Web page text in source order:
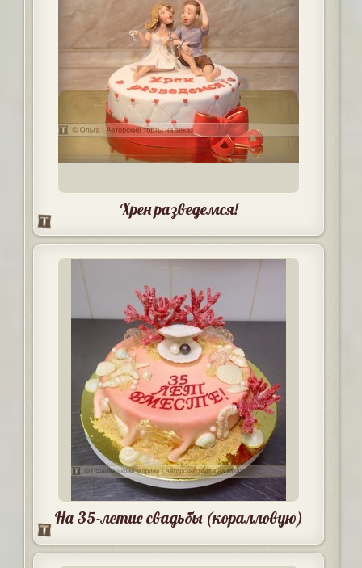
Хрен разведемся!
На 35-летие свадьбы (коралловую)